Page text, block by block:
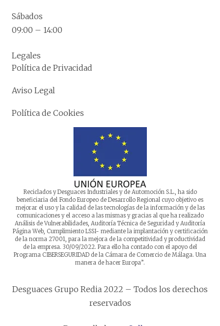
Sábados
09:00 – 14:00
Legales
Política de Privacidad
Aviso Legal
Política de Cookies
Reciclados y Desguaces Industriales y de Automoción S.L., ha sido
beneficiaria del Fondo Europeo de Desarrollo Regional cuyo objetivo es
mejorar el uso y la calidad de las tecnologías de la información y de las
comunicaciones y el acceso a las mismas y gracias al que ha realizado
Análisis de Vulnerabilidades, Auditoría Técnica de Seguridad y Auditoría
Página Web, Cumplimiento LSSI- mediante la implantación y certificación
de la norma 27001, para la mejora de la competitividad y productividad
de la empresa. 30/09/2022. Para ello ha contado con el apoyo del
Programa CIBERSEGURIDAD de la Cámara de Comercio de Málaga. Una
manera de hacer Europa”.
Desguaces Grupo Redia 2022 – Todos los derechos
reservados